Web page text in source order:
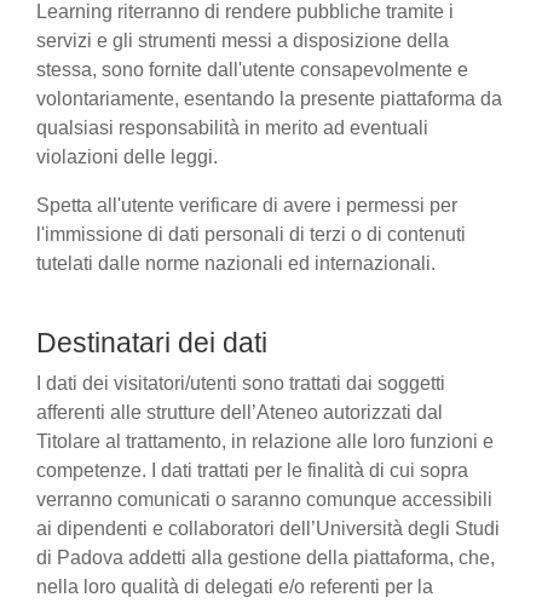
Learning riterranno di rendere pubbliche tramite i
servizi e gli strumenti messi a disposizione della
stessa, sono fornite dall'utente consapevolmente e
volontariamente, esentando la presente piattaforma da
qualsiasi responsabilità in merito ad eventuali
violazioni delle leggi.
Spetta all'utente verificare di avere i permessi per
l'immissione di dati personali di terzi o di contenuti
tutelati dalle norme nazionali ed internazionali.
Destinatari dei dati
I dati dei visitatori/utenti sono trattati dai soggetti
afferenti alle strutture dell’Ateneo autorizzati dal
Titolare al trattamento, in relazione alle loro funzioni e
competenze. I dati trattati per le finalità di cui sopra
verranno comunicati o saranno comunque accessibili
ai dipendenti e collaboratori dell’Università degli Studi
di Padova addetti alla gestione della piattaforma, che,
nella loro qualità di delegati e/o referenti per la